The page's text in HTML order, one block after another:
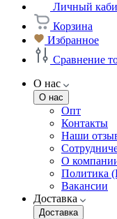
Личный
Корзина
Избранное
Сравнение
О нас
О нас
Опт
Контакты
Наши
О
Политика
Вакансии
Доставка
Доставка